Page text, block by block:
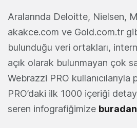
Aralarında Deloitte, Nielsen,
akakce.com ve Gold.com.tr
bulunduğu veri ortakları,
açık olarak bulunmayan çok
Webrazzi PRO kullanıcılarıyla
PRO’daki ilk 1000 içeriği
seren infografiğimize buradan